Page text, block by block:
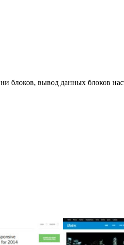
блоков, вывод данных блоков